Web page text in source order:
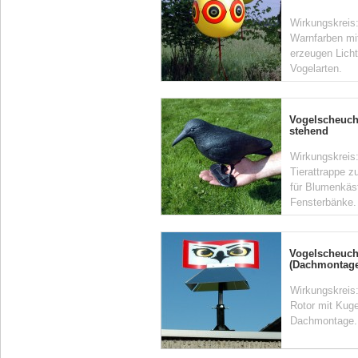
Warnfarben
erzeugen
Vogelarten.
stehend
Tierattrappe
für
Fensterbänke.
Rotor mit